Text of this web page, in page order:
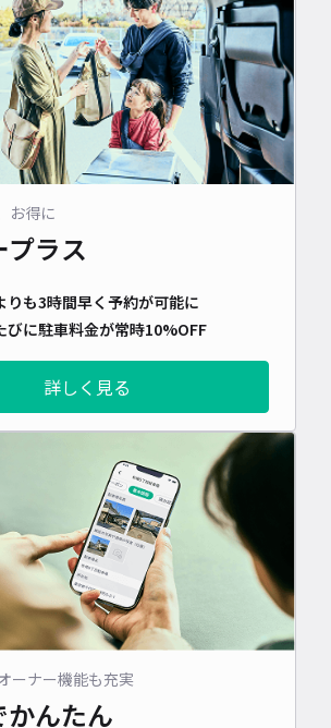
お得に
ラス
りも3時間早く予約が可能に
びに駐車料金が常時10%OFF
詳しく見る
ーナー機能も充実
かんたん